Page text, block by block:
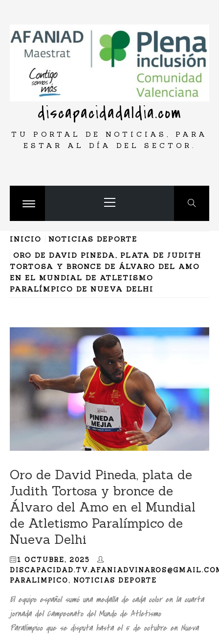
contenido
discapacidadaldia.com
TU PORTAL DE NOTICIAS, PARA
ESTAR AL DÍA DEL SECTOR.
Cambiar
principal
INICIO
NOTICIAS DEPORTE
ORO DE DAVID PINEDA, PLATA DE JUDITH
TORTOSA Y BRONCE DE ÁLVARO DEL AMO
EN EL MUNDIAL DE ATLETISMO
PARALÍMPICO DE NUEVA DELHI
Oro de David Pineda, plata de
Judith Tortosa y bronce de
Álvaro del Amo en el Mundial
de Atletismo Paralímpico de
Nueva Delhi
1 OCTUBRE, 2025
PARALIMPICO, NOTICIAS DEPORTE
El equipo español sumó una medalla de cada color en la cuarta
jornada del Campeonato del Mundo de Atletismo
Paralímpico que se disputa hasta el 5 de octubre en Nueva